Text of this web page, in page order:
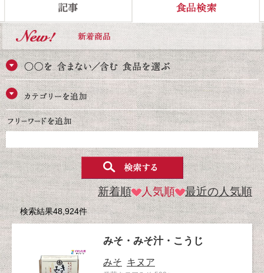
新着順 人気順 最近の人気順
検索結果48,924件
みそ・みそ汁・こうじ
みそ キヌア